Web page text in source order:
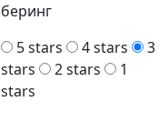
беринг
5 stars
4 stars
3
stars
2 stars
1
stars